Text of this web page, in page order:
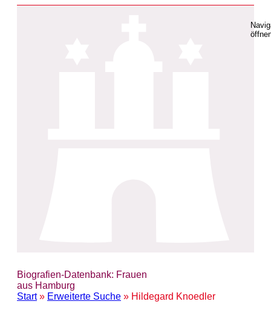
Biografien-Datenbank: Frauen
aus Hamburg
Start» Erweiterte Suche » Hildegard Knoedler